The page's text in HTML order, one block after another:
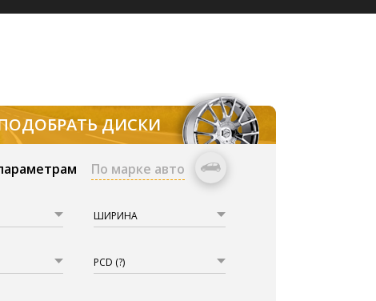
ДИСКИ
По марке авто
ШИРИНА
PCD (?)